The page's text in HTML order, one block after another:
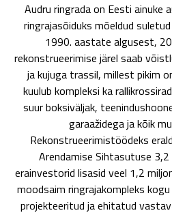
Audru ringrada on Eesti
ringrajasõiduks mõeldud
1990. aastate algusest,
rekonstrueerimise järel saab
ja kujuga trassil, millest pikim
kuulub kompleksi ka
suur boksiväljak,
garaažidega ja kõik
Rekonstrueerimistöödeks
Arendamise Sihtasutuse
erainvestorid lisasid veel 1,2
moodsaim ringrajakompleks
projekteeritud ja ehitatud